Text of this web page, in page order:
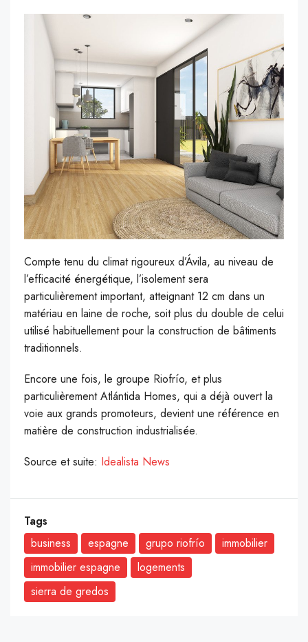
Compte tenu du climat rigoureux d’Ávila, au niveau de
l’efficacité énergétique, l’isolement sera
particulièrement important, atteignant 12 cm dans un
matériau en laine de roche, soit plus du double de celui
utilisé habituellement pour la construction de bâtiments
traditionnels.
Encore une fois, le groupe Riofrío, et plus
particulièrement Atlántida Homes, qui a déjà ouvert la
voie aux grands promoteurs, devient une référence en
matière de construction industrialisée.
Source et suite: Idealista News
Tags
business
espagne grupo riofrío
immobilier
immobilier espagne
logements
sierra de gredos